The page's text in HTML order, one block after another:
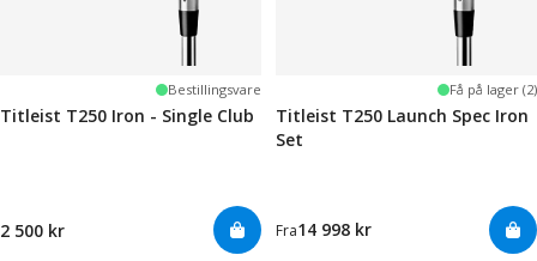
Bestillingsvare
Titleist T250 Iron - Single Club
2 500 kr
Få på lager (2)
Titleist T250 Launch Spec Iron
Set
Fra14 998 kr